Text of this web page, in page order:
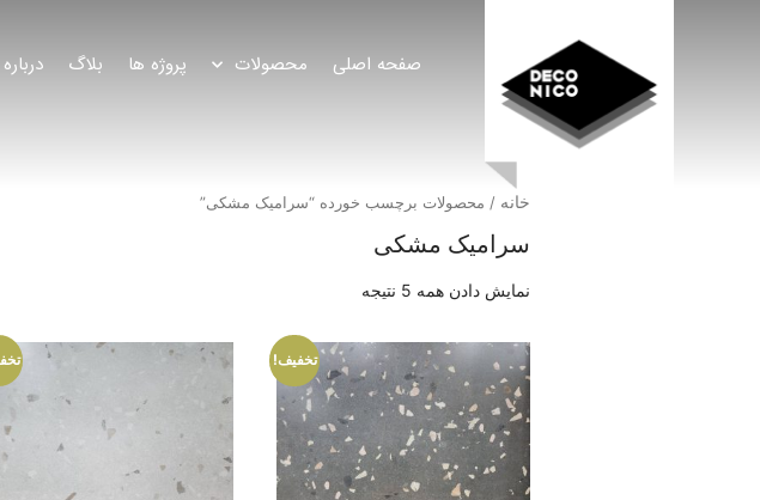
صفحه اصلی محصولات پروژه ها بلاگ
خانه / محصولات برچسب خورده “سرامیک مشکی”
سرامیک مشکی
نمایش دادن همه 5 نتیجه
تخفیف!